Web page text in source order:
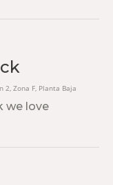
2, Zona F, Planta Baja
we love